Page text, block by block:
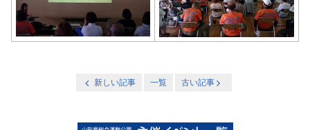
新しい記事 一覧 古い記事